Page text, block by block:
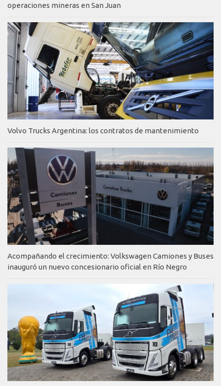
operaciones mineras en San Juan
Volvo Trucks Argentina: los contratos de mantenimiento
Acompañando el crecimiento: Volkswagen Camiones y Buses
inauguró un nuevo concesionario oficial en Río Negro